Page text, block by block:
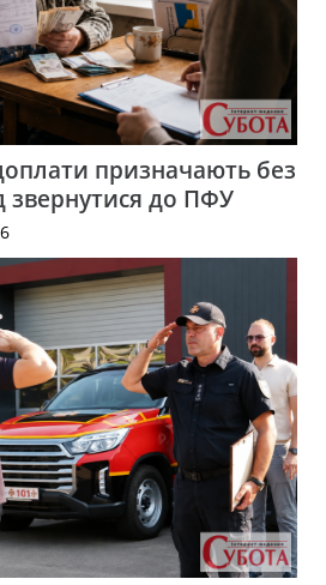
призначають без
звернутися до ПФУ